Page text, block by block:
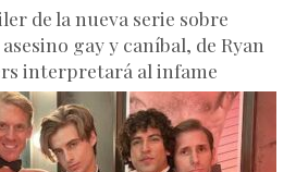
de la nueva serie sobre
gay y caníbal, de Ryan
interpretará al infame